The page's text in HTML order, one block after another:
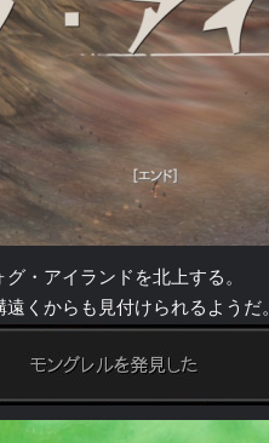
・アイランドを北上する。
くからも見付けられるようだ。